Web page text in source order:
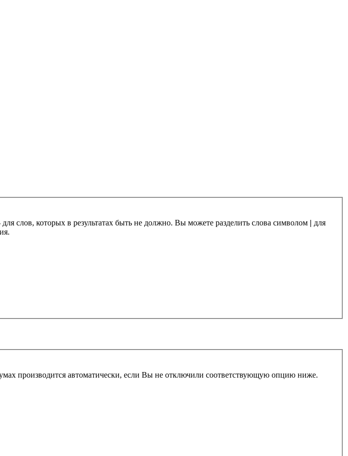
для слов, которых в результатах быть не должно. Вы можете разделить слова символом | для
производится автоматически, если Вы не отключили соответствующую опцию ниже.